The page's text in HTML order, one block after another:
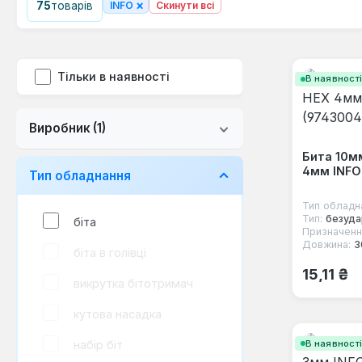
75товарів INFO × Скинути всі
Тільки в наявності
Виробник (1)
Тип обладнання
біта
біта в голівці
викрутка бітoтpимaч
кутова насадка
набір біт
В наявності
Бита
4мм
Тип
Тип:
Довжина:
15,11 ₴
В наявності